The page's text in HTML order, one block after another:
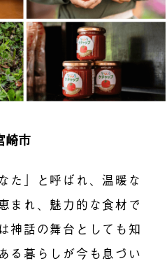
崎市
た」と呼ばれ、温暖な
まれ、魅力的な食材で
神話の舞台としても知
る暮らしが今も息づい